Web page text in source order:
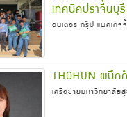
เทคนิคปราจีน
อินเตอร์ กรุ๊ป แพคเกจ
THOHUN ผนึ
เครือข่ายมหาวิทยาลัย